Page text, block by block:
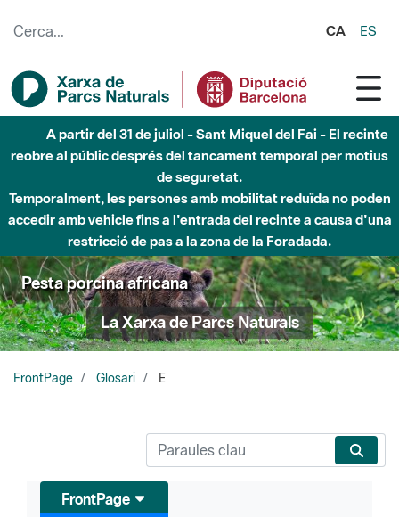
CA ES
A partir del 31 de juliol - Sant Miquel del Fai - El recinte
reobre al públic després del tancament temporal per motius
de seguretat.
Temporalment, les persones amb mobilitat reduïda no poden
accedir amb vehicle fins a l'entrada del recinte a causa d'una
restricció de pas a la zona de la Foradada.
Pesta porcina africana
La Xarxa de Parcs Naturals
FrontPage Glosari E
FrontPage